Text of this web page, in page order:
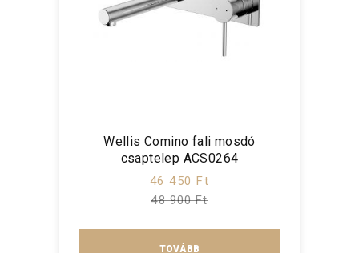
Wellis Comino fali mosdó
csaptelep ACS0264
46 450 Ft
48 900 Ft
TOVÁBB